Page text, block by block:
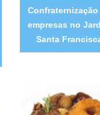
Confraternização
empresas no
Santa